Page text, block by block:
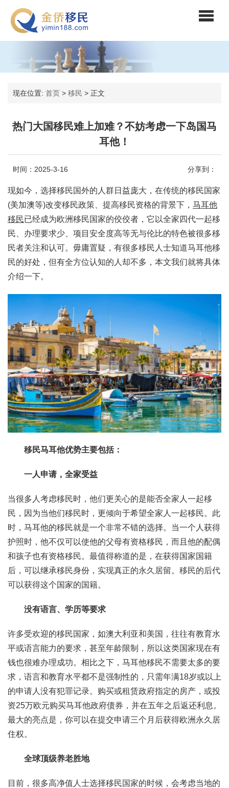
现在位置: 首页 > 移民 > 正文
热门大国移民难上加难？不妨考虑一下岛国马
耳他！
时间：2025-3-16 分享到：
现如今，选择移民国外的人群日益庞大，在传统的移民国家
(美加澳等)改变移民政策、提高移民资格的背景下， 马耳他
移民已经成为欧洲移民国家的佼佼者，它以全家四代一起移
民、办理要求少、项目安全度高等无与伦比的特色被很多移
民者关注和认可。毋庸置疑，有很多移民人士知道马耳他移
民的好处，但有全方位认知的人却不多，本文我们就将具体
介绍一下。
移民马耳他优势主要包括：
一人申请，全家受益
当很多人考虑移民时，他们更关心的是能否全家人一起移
民，因为当他们移民时，更倾向于希望全家人一起移民。此
时，马耳他的移民就是一个非常不错的选择。当一个人获得
护照时，他不仅可以使他的父母有资格移民，而且他的配偶
和孩子也有资格移民。最值得称道的是，在获得国家国籍
后，可以继承移民身份，实现真正的永久居留。移民的后代
可以获得这个国家的国籍。
没有语言、学历等要求
许多受欢迎的移民国家，如澳大利亚和美国，往往有教育水
平或语言能力的要求，甚至年龄限制，所以这类国家现在有
钱也很难办理成功。相比之下，马耳他移民不需要太多的要
求，语言和教育水平都不是强制性的，只需年满18岁或以上
的申请人没有犯罪记录。购买或租赁政府指定的房产，或投
资25万欧元购买马耳他政府债券，并在五年之后返还利息。
最大的亮点是，你可以在提交申请三个月后获得欧洲永久居
住权。
全球顶级养老胜地
目前，很多高净值人士选择移民国家的时候，会考虑当地的